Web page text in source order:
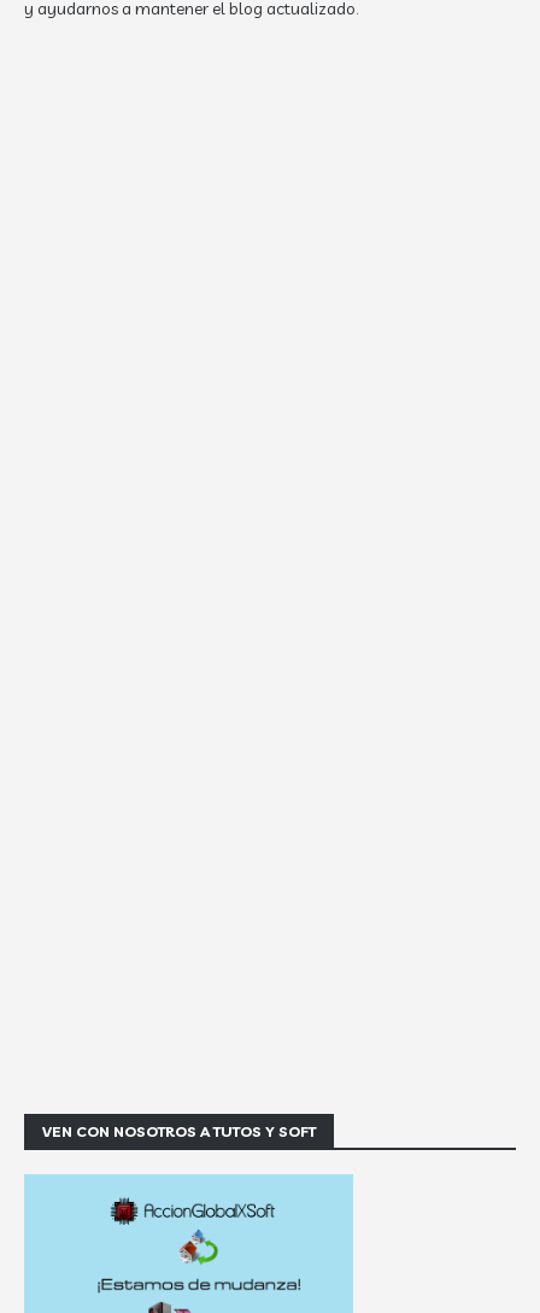
y ayudarnos a mantener el blog actualizado.
VEN CON NOSOTROS A TUTOS Y SOFT